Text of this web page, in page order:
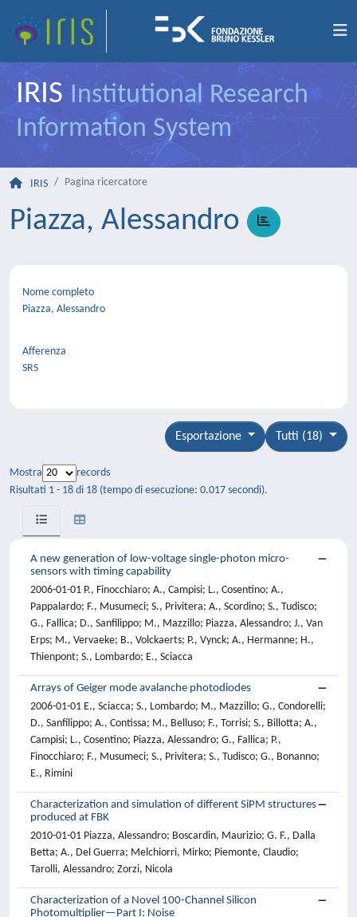
IRIS Institutional Research
Information System
IRIS Pagina ricercatore
Piazza, Alessandro
Nome completo
Piazza, Alessandro
Afferenza
SRS
Tutti (18)
Esportazione
Mostra
records
Risultati 1 - 18 di 18 (tempo di esecuzione: 0.017 secondi).
A new generation of low-voltage single-photon micro-
sensors with timing capability
2006-01-01 P., Finocchiaro; A., Campisi; L., Cosentino; A.,
Pappalardo; F., Musumeci; S., Privitera; A., Scordino; S., Tudisco;
G., Fallica; D., Sanfilippo; M., Mazzillo; Piazza, Alessandro; J., Van
Erps; M., Vervaeke; B., Volckaerts; P., Vynck; A., Hermanne; H.,
Thienpont; S., Lombardo; E., Sciacca
Arrays of Geiger mode avalanche photodiodes
2006-01-01 E., Sciacca; S., Lombardo; M., Mazzillo; G., Condorelli;
D., Sanfilippo; A., Contissa; M., Belluso; F., Torrisi; S., Billotta; A.,
Campisi; L., Cosentino; Piazza, Alessandro; G., Fallica; P.,
Finocchiaro; F., Musumeci; S., Privitera; S., Tudisco; G., Bonanno;
E., Rimini
Characterization and simulation of different SiPM structures
produced at FBK
2010-01-01 Piazza, Alessandro; Boscardin, Maurizio; G. F., Dalla
Betta; A., Del Guerra; Melchiorri, Mirko; Piemonte, Claudio;
Tarolli, Alessandro; Zorzi, Nicola
Characterization of a Novel 100-Channel Silicon
Photomultiplier—Part I: Noise